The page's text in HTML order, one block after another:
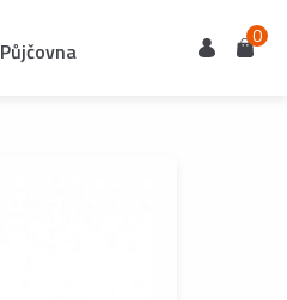
Půjčovna UživatelKošík
0